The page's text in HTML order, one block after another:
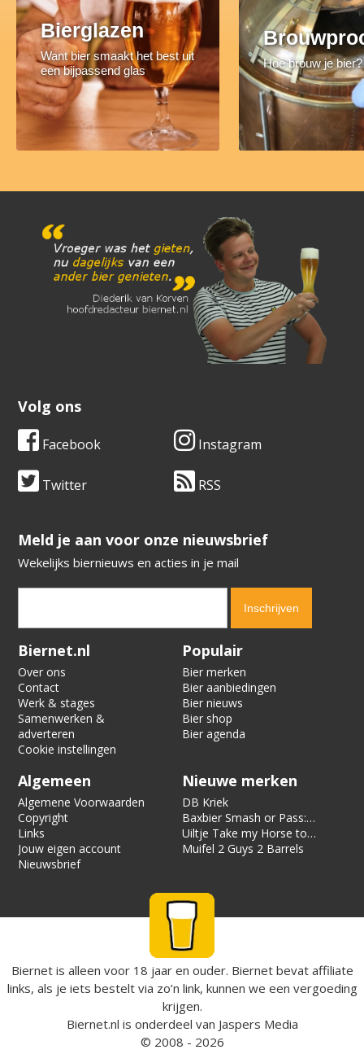
Bierglazen
Want bier smaakt het best uit
een bijpassend glas
Hoe brouw je bier?
Volg ons
Facebook Instagram
Twitter RSS
​​​​​​​Meld je aan voor onze nieuwsbrief
Wekelijks biernieuws en acties in je mail
Verification code:
Biernet.nl
Over ons
Contact
Werk & stages
Samenwerken &
adverteren
Cookie instellingen
Populair
Bier merken
Bier aanbiedingen
Bier nieuws
Bier shop
Bier agenda
Algemeen
Algemene Voorwaarden
Copyright
Links
Jouw eigen account
Nieuwsbrief
Nieuwe merken
DB Kriek
Baxbier Smash or Pass:
Strata
Uiltje Take my Horse to
the Hotel Room
Muifel 2 Guys 2 Barrels
Biernet is alleen voor 18 jaar en ouder. Biernet bevat affiliate
links, als je iets bestelt via zo’n link, kunnen we een vergoeding
krijgen.
Biernet.nl is onderdeel van Jaspers Media
© 2008 - 2026